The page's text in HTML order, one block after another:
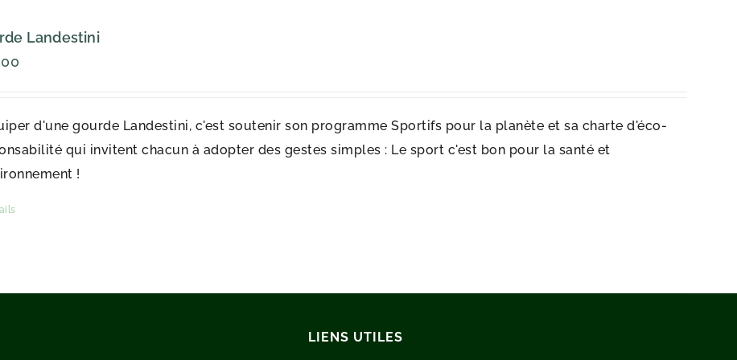
Landestini
d'une gourde Landestini, c'est soutenir son programme Sportifs pour la planète et sa charte d'éco-
qui invitent chacun à adopter des gestes simples : Le sport c'est bon pour la santé et
!
LIENS UTILES